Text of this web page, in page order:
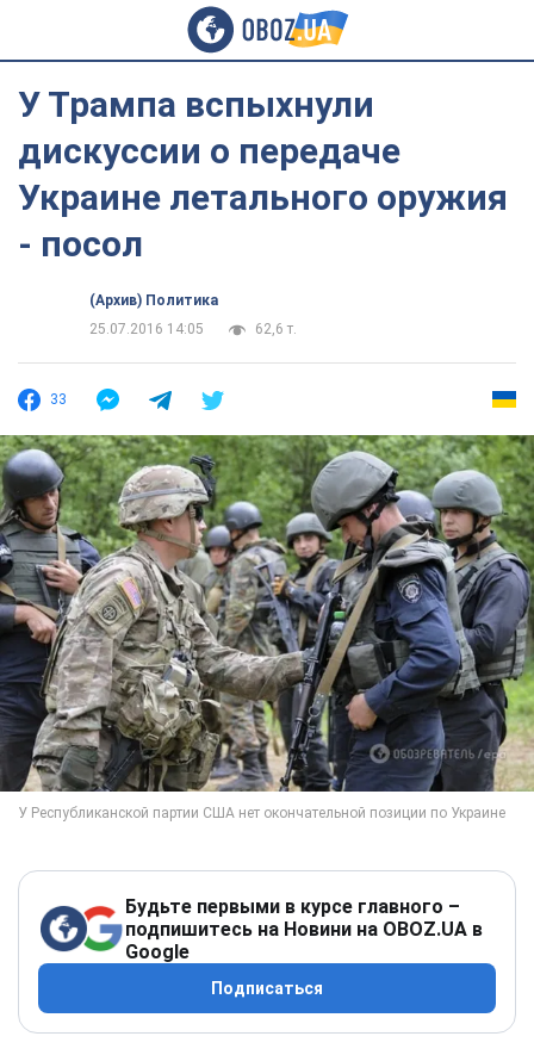
У Трампа вспыхнули
дискуссии о передаче
Украине летального оружия
- посол
(Архив) Политика
25.07.2016 14:05
62,6 т.
33
Будьте первыми в курсе главного –
подпишитесь на Новини на OBOZ.UA в
Google
Подписаться